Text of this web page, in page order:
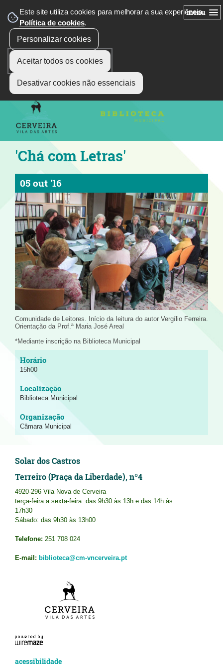
Este site utiliza cookies para melhorar a sua experiência.
Política de cookies.
Personalizar cookies
Aceitar todos os cookies
Desativar cookies não essenciais
menu
Select Language ▼
'Chá com Letras'
05 out '16
Comunidade de Leitores. Início da leitura do autor Vergílio Ferreira.
Orientação da Prof.ª Maria José Areal
*Mediante inscrição na Biblioteca Municipal
15h00
Biblioteca Municipal
Câmara Municipal
Solar dos Castros
Terreiro (Praça da Liberdade), nº4
4920-296 Vila Nova de Cerveira
terça-feira a sexta-feira: das 9h30 às 13h e das 14h às
17h30
Sábado: das 9h30 às 13h00
Telefone: 251 708 024
E-mail: biblioteca@cm-vncerveira.pt
acessibilidade